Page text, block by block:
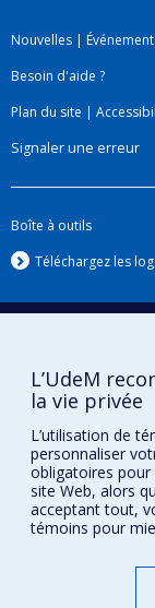
Nouvelles | Événement
Besoin d'aide ?
Plan du site |
Signaler une erreur
Boîte à outils
Téléchargez les
Confidentialité
Conditions
Paramètres des
L’UdeM
la vie privée
L’utilisation de
personnaliser
obligatoires
site Web, alors
acceptant tout,
témoins pour